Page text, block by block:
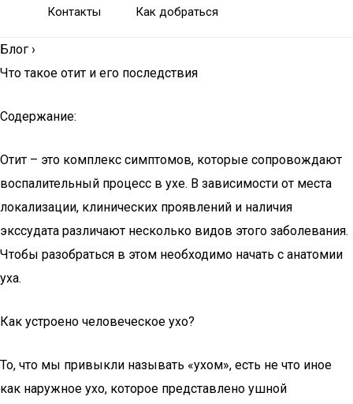
Контакты Как добраться
Блог ›
Что такое отит и его последствия
Содержание:
Отит – это комплекс симптомов, которые сопровождают
воспалительный процесс в ухе. В зависимости от места
локализации, клинических проявлений и наличия
экссудата различают несколько видов этого заболевания.
Чтобы разобраться в этом необходимо начать с анатомии
уха.
Как устроено человеческое ухо?
То, что мы привыкли называть «ухом», есть не что иное
как наружное ухо, которое представлено ушной